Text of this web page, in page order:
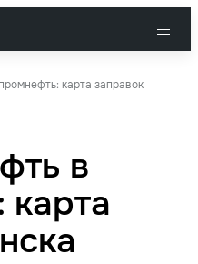
карта заправок
в
карта